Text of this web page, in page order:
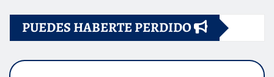
PUEDES HABERTE PERDIDO